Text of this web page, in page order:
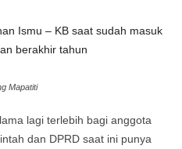
Ismu – KB saat sudah masuk
berakhir tahun
Mapatiti
lagi terlebih bagi anggota
dan DPRD saat ini punya